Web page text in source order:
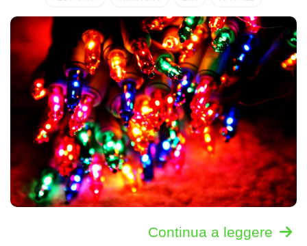
Continua a leggere